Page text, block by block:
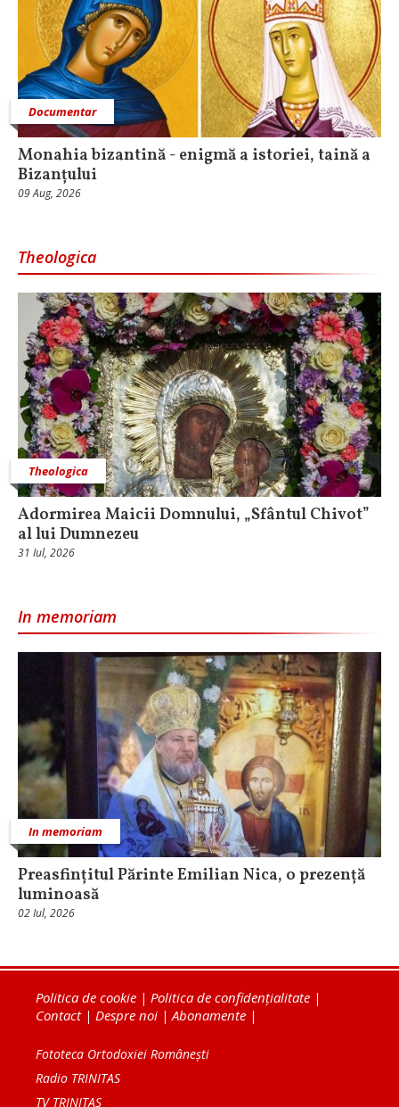
Documentar
Monahia bizantină - enigmă a istoriei, taină a
Bizanțului
09 Aug, 2026
Theologica
Theologica
Adormirea Maicii Domnului, „Sfântul Chivot”
al lui Dumnezeu
31 Iul, 2026
In memoriam
In memoriam
Preasfințitul Părinte Emilian Nica, o prezență
luminoasă
02 Iul, 2026
Politica de cookie | Politica de confidențialitate |
Contact| Despre noi | Abonamente |
Fototeca Ortodoxiei Românești
Radio TRINITAS
TV TRINITAS